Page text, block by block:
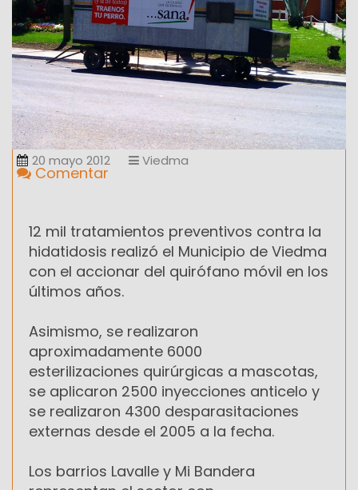
20 mayo 2012 Viedma
Comentar
12 mil tratamientos preventivos contra la
hidatidosis realizó el Municipio de Viedma
con el accionar del quirófano móvil en los
últimos años.
Asimismo, se realizaron
aproximadamente 6000
esterilizaciones quirúrgicas a mascotas,
se aplicaron 2500 inyecciones anticelo y
se realizaron 4300 desparasitaciones
externas desde el 2005 a la fecha.
Los barrios Lavalle y Mi Bandera